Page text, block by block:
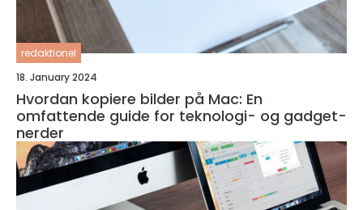
redaktionel
18. January 2024
Hvordan kopiere bilder på Mac: En
omfattende guide for teknologi- og gadget-
nerder